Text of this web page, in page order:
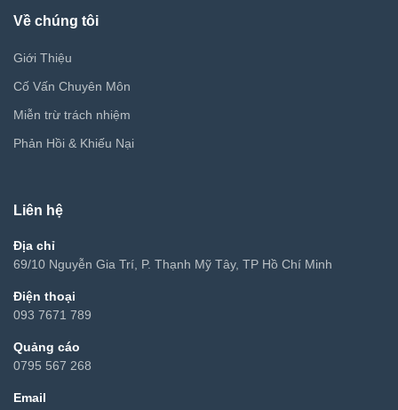
Về chúng tôi
Giới Thiệu
Cố Vấn Chuyên Môn
Miễn trừ trách nhiệm
Phản Hồi & Khiếu Nại
Liên hệ
Địa chỉ
69/10 Nguyễn Gia Trí, P. Thạnh Mỹ Tây, TP Hồ Chí Minh
Điện thoại
093 7671 789
Quảng cáo
0795 567 268
Email